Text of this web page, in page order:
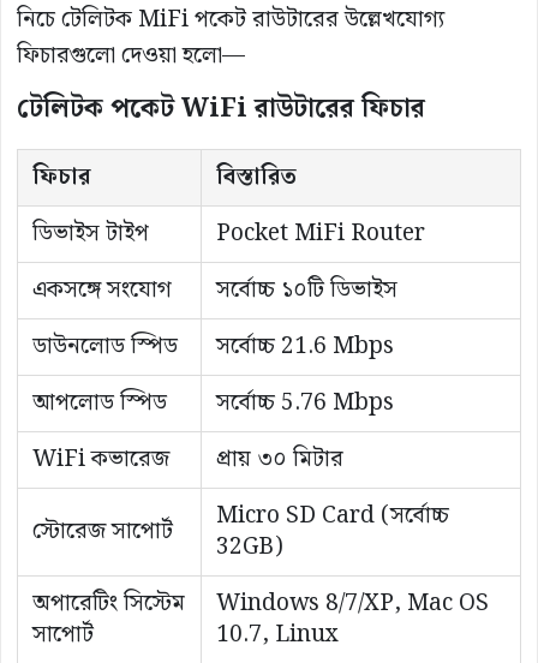
নিচে টেলিটক MiFi পকেট রাউটারের উল্লেখযোগ্য
ফিচারগুলো দেওয়া হলো—
টেলিটক পকেট WiFi রাউটারের ফিচার
ফিচার
বিস্তারিত
ডিভাইস টাইপ
Pocket MiFi Router
একসঙ্গে সংযোগ
সর্বোচ্চ ১০টি ডিভাইস
ডাউনলোড স্পিড
সর্বোচ্চ 21.6 Mbps
আপলোড স্পিড
সর্বোচ্চ 5.76 Mbps
WiFi কভারেজ
প্রায় ৩০ মিটার
স্টোরেজ সাপোর্ট
Micro SD Card (সর্বোচ্চ
32GB)
অপারেটিং সিস্টেম
সাপোর্ট
Windows 8/7/XP, Mac OS
10.7, Linux